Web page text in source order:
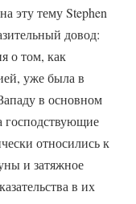
на эту тему Stephen
довод:
о том, как
уже была в
в основном
господствующие
относились к
и затяжное
в их